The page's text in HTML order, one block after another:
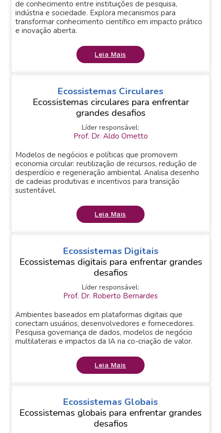
de conhecimento entre instituições de pesquisa,
indústria e sociedade. Explora mecanismos para
transformar conhecimento científico em impacto prático
e inovação aberta.
Leia Mais
Ecossistemas Circulares
Ecossistemas circulares para enfrentar
grandes desafios
Líder responsável:
Prof. Dr. Aldo Ometto
Modelos de negócios e políticas que promovem
economia circular: reutilização de recursos, redução de
desperdício e regeneração ambiental. Analisa desenho
de cadeias produtivas e incentivos para transição
sustentável.
Leia Mais
Ecossistemas Digitais
Ecossistemas digitais para enfrentar grandes
desafios
Líder responsável:
Prof. Dr. Roberto Bernardes
Ambientes baseados em plataformas digitais que
conectam usuários, desenvolvedores e fornecedores.
Pesquisa governança de dados, modelos de negócio
multilaterais e impactos da IA na co-criação de valor.
Leia Mais
Ecossistemas Globais
Ecossistemas globais para enfrentar grandes
desafios